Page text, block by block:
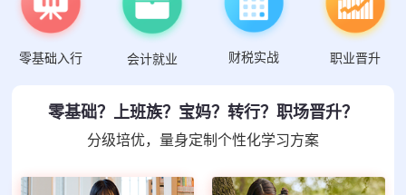
零基础入行 会计就业 财税实战 职业晋升
零基础？上班族？宝妈？转行？职场晋升？
分级培优，量身定制个性化学习方案